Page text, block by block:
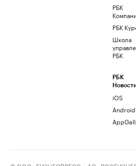
РБК
РБК
Школа
РБК
РБК
iOS
Android